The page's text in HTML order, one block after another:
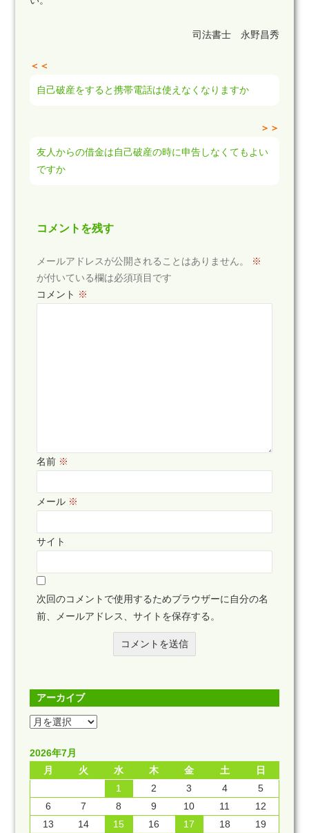
司法書士 永野昌秀
＜＜
自己破産をすると携帯電話は使えなくなりますか
＞＞
友人からの借金は自己破産の時に申告しなくてもよい
ですか
コメントを残す
メールアドレスが公開されることはありません。
※
が付いている欄は必須項目です
コメント ※
名前 ※
メール ※
サイト
次回のコメントで使用するためブラウザーに自分の名
前、メールアドレス、サイトを保存する。
アーカイブ
2026年7月
月
火 水 木 金 土 日
1 2 3 4
5
6
7 8 9 10 11
12
13
14 15 16 17 18
19